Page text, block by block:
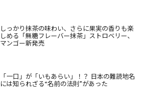
しっかり抹茶の味わい、さらに果実の香りも楽
しめる「無糖フレーバー抹茶」ストロベリー、
マンゴー新発売
「一口」が「いもあらい」！？ 日本の難読地名
には知られざる“名前の法則”があった